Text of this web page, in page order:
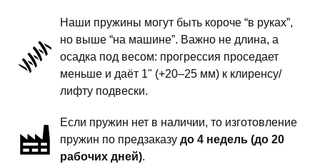
передней
подвески
-
комфорт
Наши пружины могут быть короче “в руках”,
но выше “на машине”. Важно не длина, а
осадка под весом: прогрессия проседает
меньше и даёт 1" (+20–25 мм) к клиренсу/
лифту подвески.
Если пружин нет в наличии, то изготовление
пружин по предзаказу до 4 недель (до 20
рабочих дней).